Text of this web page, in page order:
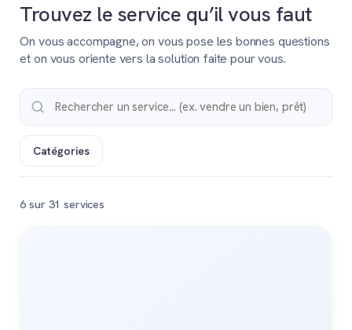
Trouvez le service qu’il vous faut
On vous accompagne, on vous pose les bonnes questions
et on vous oriente vers la solution faite pour vous.
Catégories
6 sur 31 services